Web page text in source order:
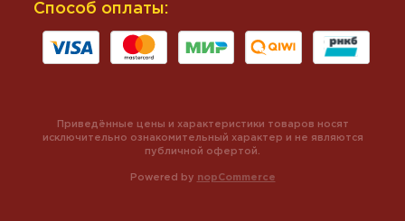
Способ оплаты:
Powered by nopCommerce
Приведённые цены и характеристики товаров носят
исключительно ознакомительный характер и не являются
публичной офертой.